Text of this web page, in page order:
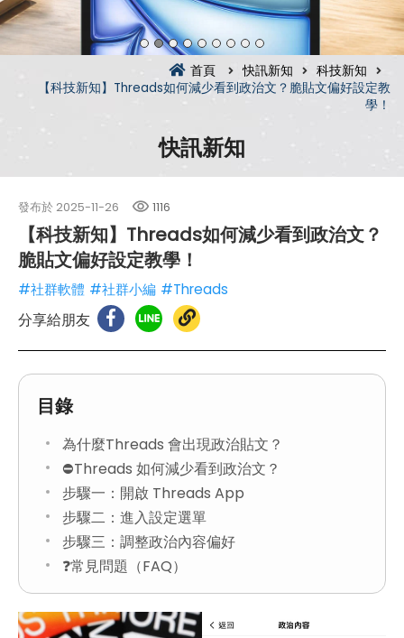
首頁 快訊新知
科技新知
【科技新知】Threads如何減少看到政治文？脆貼文偏好設定教
學！
快訊新知
發布於 2025-11-26 1116
【科技新知】Threads如何減少看到政治文？
脆貼文偏好設定教學！
#社群軟體 #社群小編 #Threads
分享給朋友
目錄
為什麼Threads 會出現政治貼文？
⛔Threads 如何減少看到政治文？
步驟一：開啟 Threads App
步驟二：進入設定選單
步驟三：調整政治內容偏好
❓常見問題（FAQ）